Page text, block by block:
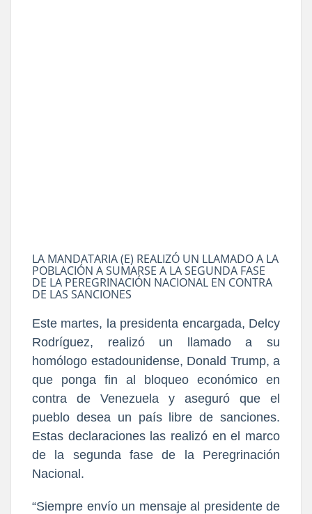
LA MANDATARIA (E) REALIZÓ UN LLAMADO A LA
POBLACIÓN A SUMARSE A LA SEGUNDA FASE
DE LA PEREGRINACIÓN NACIONAL EN CONTRA
DE LAS SANCIONES
Este martes, la presidenta encargada, Delcy
Rodríguez, realizó un llamado a su
homólogo estadounidense, Donald Trump, a
que ponga fin al bloqueo económico en
contra de Venezuela y aseguró que el
pueblo desea un país libre de sanciones.
Estas declaraciones las realizó en el marco
de la segunda fase de la Peregrinación
Nacional.
“Siempre envío un mensaje al presidente de